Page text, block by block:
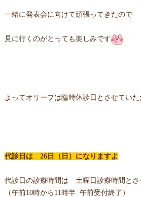
一緒に発表会に向けて頑張ってきたので
見に行くのがとっても楽しみです
よってオリーブは臨時休診日とさせていた
代診日は 26日（日）になりますよ
代診日の診療時間は 土曜日診療時間とさ
（午前10時から11時半 午前受付終了）